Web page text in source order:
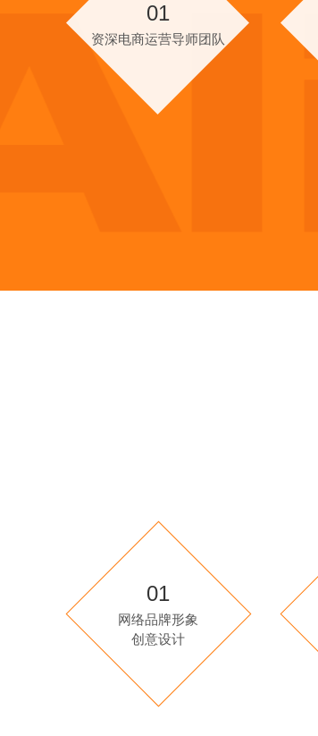
01
资深电商运营导师团队
01
网络品牌形象
创意设计